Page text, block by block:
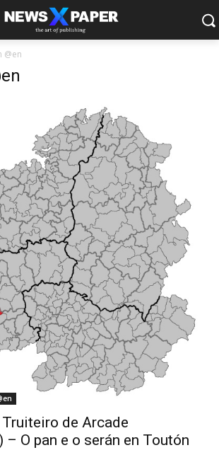
@en
de Arcade
O pan e o serán en Toutón